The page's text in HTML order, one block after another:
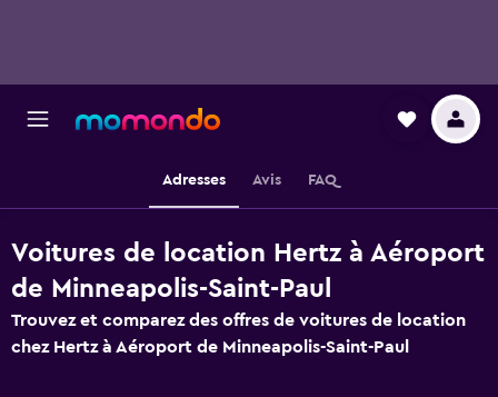
Adresses Avis FAQ
Voitures de location Hertz à Aéroport
de Minneapolis-Saint-Paul
Trouvez et comparez des offres de voitures de location
chez Hertz à Aéroport de Minneapolis-Saint-Paul